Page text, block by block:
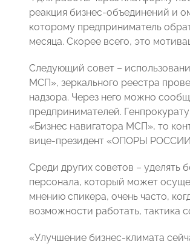
реакция бизнес-объединений и
которому предприниматель
месяца. Скорее всего, это
Следующий совет –
МСП», зеркального реестра
надзора. Через него можно
предпринимателей.
«Бизнес навигатора МСП», то
вице-президент «ОПОРЫ
Среди других советов – уделять
персонала, который может
мнению спикера, очень часто,
возможности работать, тактика
«Улучшение бизнес-климата